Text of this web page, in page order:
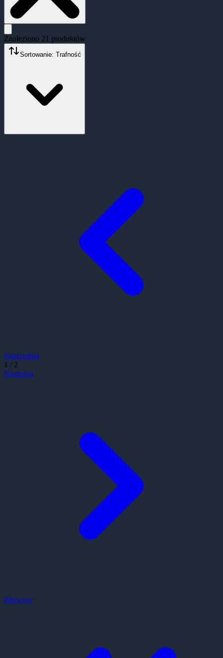
Znaleziono 21 produktów
Sortowanie: Trafność
Poprzednia
1 / 2
Następna
Pierwszy